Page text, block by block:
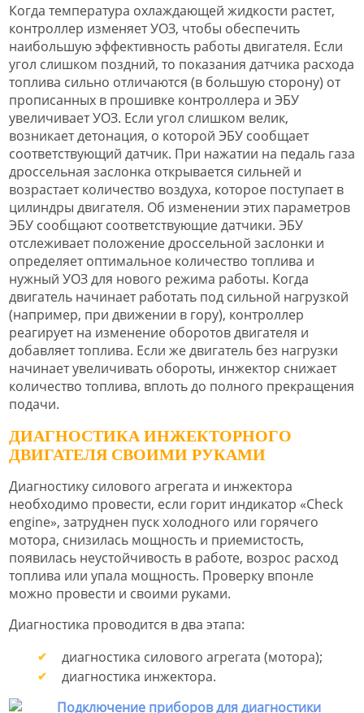
Когда температура охлаждающей жидкости растет,
контроллер изменяет УОЗ, чтобы обеспечить
наибольшую эффективность работы двигателя. Если
угол слишком поздний, то показания датчика расхода
топлива сильно отличаются (в большую сторону) от
прописанных в прошивке контроллера и ЭБУ
увеличивает УОЗ. Если угол слишком велик,
возникает детонация, о которой ЭБУ сообщает
соответствующий датчик. При нажатии на педаль газа
дроссельная заслонка открывается сильней и
возрастает количество воздуха, которое поступает в
цилиндры двигателя. Об изменении этих параметров
ЭБУ сообщают соответствующие датчики. ЭБУ
отслеживает положение дроссельной заслонки и
определяет оптимальное количество топлива и
нужный УОЗ для нового режима работы. Когда
двигатель начинает работать под сильной нагрузкой
(например, при движении в гору), контроллер
реагирует на изменение оборотов двигателя и
добавляет топлива. Если же двигатель без нагрузки
начинает увеличивать обороты, инжектор снижает
количество топлива, вплоть до полного прекращения
подачи.
ДИАГНОСТИКА ИНЖЕКТОРНОГО
ДВИГАТЕЛЯ СВОИМИ РУКАМИ
Диагностику силового агрегата и инжектора
необходимо провести, если горит индикатор «Check
engine», затруднен пуск холодного или горячего
мотора, снизилась мощность и приемистость,
появилась неустойчивость в работе, возрос расход
топлива или упала мощность. Проверку впонле
можно провести и своими руками.
Диагностика проводится в два этапа:
диагностика силового агрегата (мотора);
диагностика инжектора.